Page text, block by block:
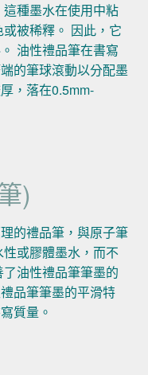
種墨水在使用中粘
被稀釋。 因此，它
油性禮品筆在書寫
的筆球滾動以分配墨
，落在0.5mm-
)
的禮品筆，與原子筆
或膠體墨水，而不
油性禮品筆筆墨的
品筆筆墨的平滑特
質量。